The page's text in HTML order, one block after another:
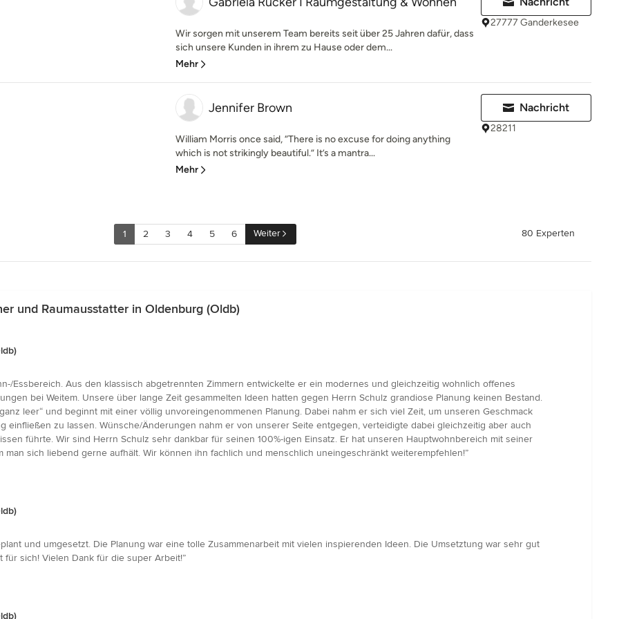
Wir sorgen mit unserem Team bereits seit über 25 Jahren dafür, dass
sich unsere Kunden in ihrem zu Hause oder dem...
Mehr
27777 Ganderkesee
Jennifer Brown
William Morris once said, “There is no excuse for doing anything
which is not strikingly beautiful.” It’s a mantra...
Mehr
Nachricht
28211
1 2 3 4 5 6 Weiter 80 Experten
und Raumausstatter in Oldenburg (Oldb)
Essbereich. Aus den klassisch abgetrennten Zimmern entwickelte er ein modernes und gleichzeitig wohnlich offenes
bei Weitem. Unsere über lange Zeit gesammelten Ideen hatten gegen Herrn Schulz grandiose Planung keinen Bestand.
leer“ und beginnt mit einer völlig unvoreingenommenen Planung. Dabei nahm er sich viel Zeit, um unseren Geschmack
einfließen zu lassen. Wünsche/Änderungen nahm er von unserer Seite entgegen, verteidigte dabei gleichzeitig aber auch
führte. Wir sind Herrn Schulz sehr dankbar für seinen 100%-igen Einsatz. Er hat unseren Hauptwohnbereich mit seiner
sich liebend gerne aufhält. Wir können ihn fachlich und menschlich uneingeschränkt weiterempfehlen!”
und umgesetzt. Die Planung war eine tolle Zusammenarbeit mit vielen inspierenden Ideen. Die Umsetztung war sehr gut
sich! Vielen Dank für die super Arbeit!”